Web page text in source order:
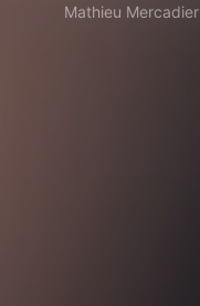
Mathieu Mercadier